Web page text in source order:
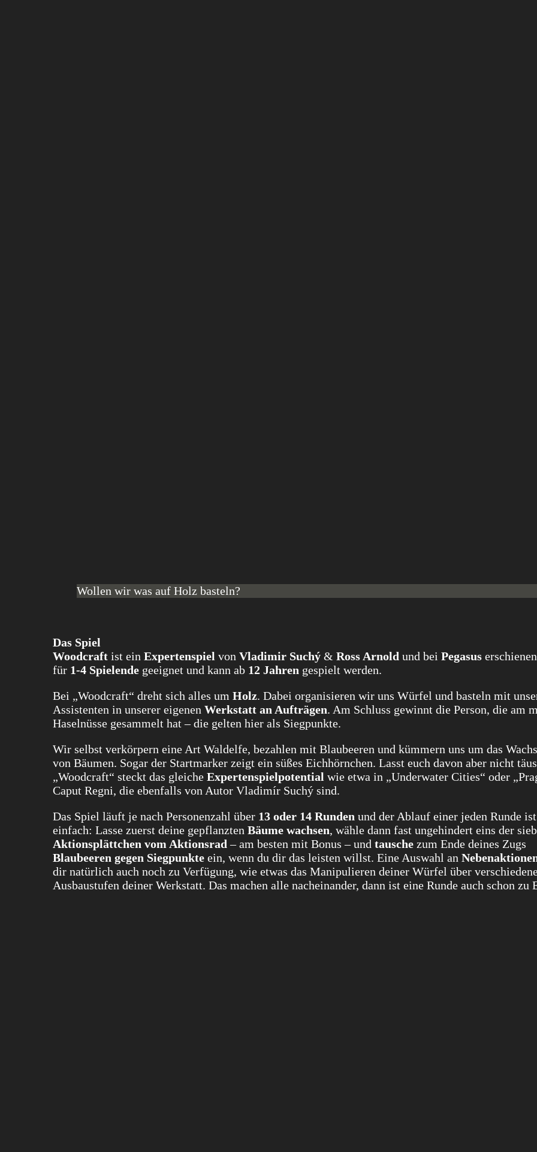
Wollen wir was auf Holz basteln?
Das Spiel
Woodcraft ist ein Expertenspiel von Vladimir Suchý & Ross Arnold und bei Pegasus
für 1-4 Spielende geeignet und kann ab 12 Jahren gespielt werden.
Bei „Woodcraft“ dreht sich alles um Holz. Dabei organisieren wir uns Würfel und basteln mit
Assistenten in unserer eigenen Werkstatt an Aufträgen. Am Schluss gewinnt die Person, die am
Haselnüsse gesammelt hat – die gelten hier als Siegpunkte.
Wir selbst verkörpern eine Art Waldelfe, bezahlen mit Blaubeeren und kümmern uns um das
von Bäumen. Sogar der Startmarker zeigt ein süßes Eichhörnchen. Lasst euch davon aber nicht
„Woodcraft“ steckt das gleiche Expertenspielpotential wie etwa in „Underwater Cities“ oder
Caput Regni, die ebenfalls von Autor Vladimír Suchý sind.
Das Spiel läuft je nach Personenzahl über 13 oder 14 Runden und der Ablauf einer jeden Runde ist
einfach: Lasse zuerst deine gepflanzten Bäume wachsen, wähle dann fast ungehindert eins der
Aktionsplättchen vom Aktionsrad – am besten mit Bonus – und tausche zum Ende deines Zugs
Blaubeeren gegen Siegpunkte ein, wenn du dir das leisten willst. Eine Auswahl an
dir natürlich auch noch zu Verfügung, wie etwas das Manipulieren deiner Würfel über
Ausbaustufen deiner Werkstatt. Das machen alle nacheinander, dann ist eine Runde auch schon zu